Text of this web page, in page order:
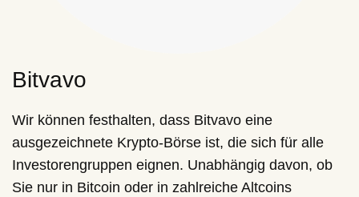
Bitvavo
Wir können festhalten, dass Bitvavo eine
ausgezeichnete Krypto-Börse ist, die sich für alle
Investorengruppen eignen. Unabhängig davon, ob
Sie nur in Bitcoin oder in zahlreiche Altcoins